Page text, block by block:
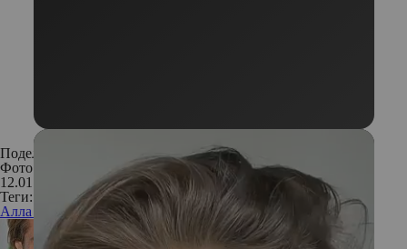
Поделиться:
Фото: Instagram
12.01.2017
Теги:
Алла Пугачевазвездамузыка петиция шоу-бизнес